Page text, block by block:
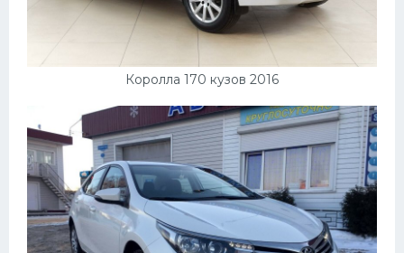
Королла 170 кузов 2016